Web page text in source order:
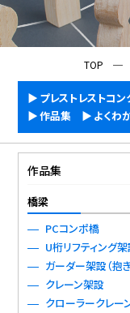
TOP ─
プレストレストコン
作品集
よくわ
作品集
橋梁
PCコンポ橋
U桁リフティング
ガーダー架設（抱
クレーン架設
クローラークレー